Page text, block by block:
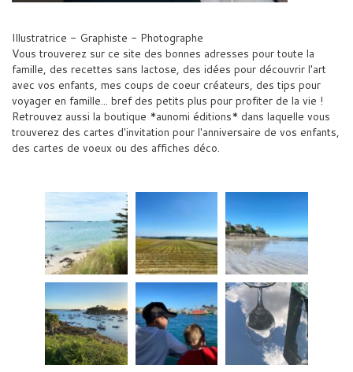
Illustratrice - Graphiste - Photographe
Vous trouverez sur ce site des bonnes adresses pour toute la
famille, des recettes sans lactose, des idées pour découvrir l'art
avec vos enfants, mes coups de coeur créateurs, des tips pour
voyager en famille... bref des petits plus pour profiter de la vie !
Retrouvez aussi la boutique *aunomi éditions* dans laquelle vous
trouverez des cartes d'invitation pour l'anniversaire de vos enfants,
des cartes de voeux ou des affiches déco.